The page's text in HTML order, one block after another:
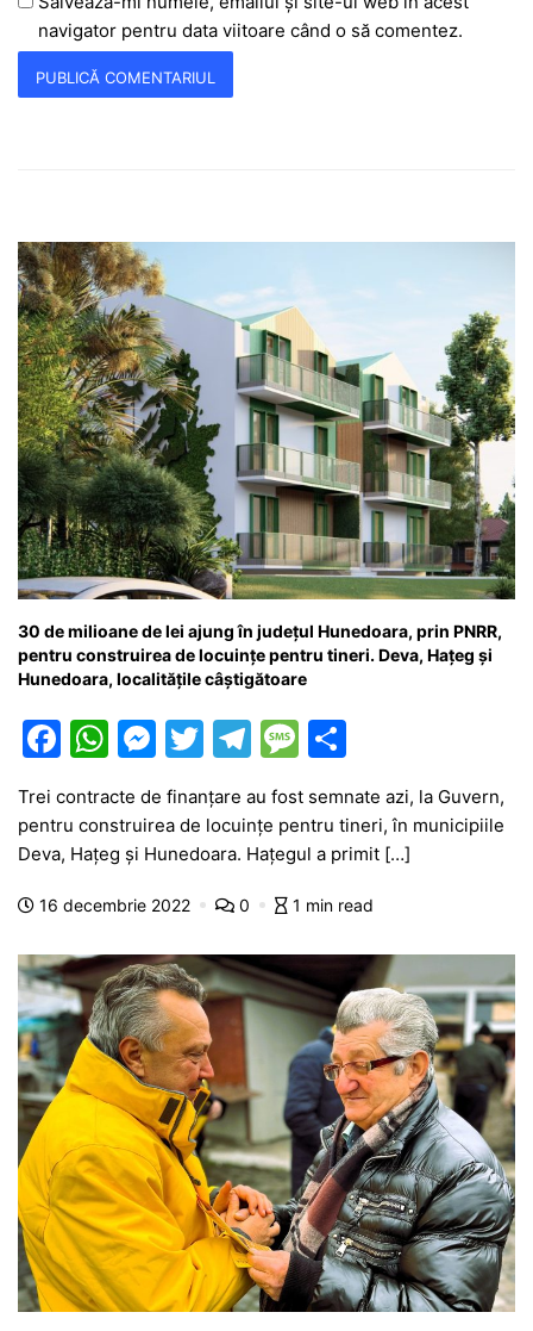
navigator pentru data viitoare când o să comentez.
30 de milioane de lei ajung în județul Hunedoara, prin PNRR,
pentru construirea de locuințe pentru tineri. Deva, Hațeg și
Hunedoara, localitățile câștigătoare
F
c
e
b
o
o
k
W
at
s
A
p
p
M
s
s
e
g
er
T
itt
er
T
e
gr
a
m
M
s
s
a
e
ta
je
a
z
ă
Trei contracte de finanțare au fost semnate azi, la Guvern,
pentru construirea de locuințe pentru tineri, în municipiile
Deva, Hațeg și Hunedoara. Hațegul a primit […]
16 decembrie 2022 0 1 min read